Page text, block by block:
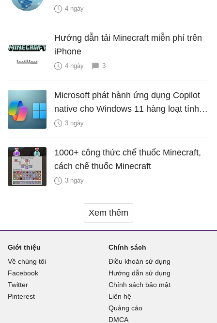
4 ngày
Hướng dẫn tải Minecraft miễn phí trên
iPhone
4 ngày 3
Microsoft phát hành ứng dụng Copilot
native cho Windows 11 hàng loạt tính
năng mới Hữu Ích
3 ngày
1000+ công thức chế thuốc Minecraft,
cách chế thuốc Minecraft
3 ngày
Xem thêm
Giới thiệu
Về chúng tôi
Facebook
Twitter
Pinterest
Chính sách
Điều khoản sử dụng
Hướng dẫn sử dụng
Chính sách bảo mật
Liên hệ
Quảng cáo
DMCA